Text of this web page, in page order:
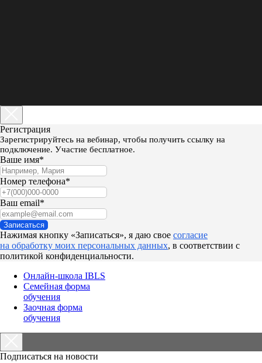
Регистрация
Зарегистрируйтесь на вебинар, чтобы получить ссылку на
подключение. Участие бесплатное.
Ваше имя*
Номер телефона*
Ваш email*
Записаться
Нажимая кнопку «Записаться», я даю свое согласие
на обработку моих персональных данных, в соответствии с
политикой конфиденциальности.
Онлайн-школа IBLS
Семейная форма
обучения
Заочная форма
обучения
Подписаться на новости